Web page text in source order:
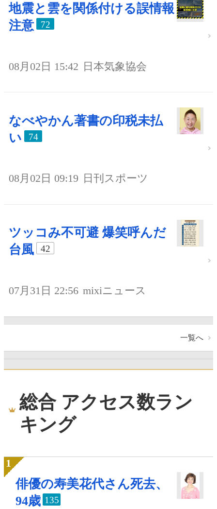
地震と雲を関係付ける誤情報
注意
72
08月02日 15:42 日本気象協会
なべやかん著書の印税未払
い
74
08月02日 09:19 日刊スポーツ
ツッコみ不可避 爆笑呼んだ
台風
42
07月31日 22:56 mixiニュース
一覧へ
総合 アクセス数ラン
キング
俳優の寿美花代さん死去、
94歳 135